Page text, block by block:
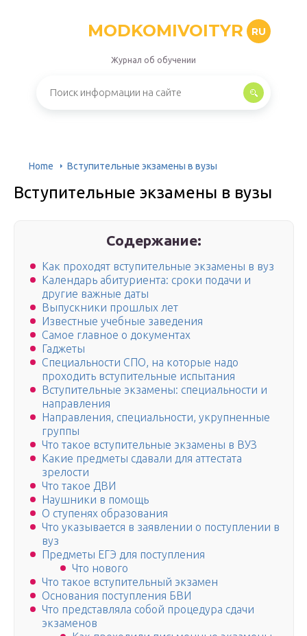
MODKOMIVOITYR RU
Журнал об обучении
Home Вступительные экзамены в вузы
Вступительные экзамены в вузы
Содержание:
Как проходят вступительные экзамены в вуз
Календарь абитуриента: сроки подачи и
другие важные даты
Выпускники прошлых лет
Известные учебные заведения
Самое главное о документах
Гаджеты
Специальности СПО, на которые надо
проходить вступительные испытания
Вступительные экзамены: специальности и
направления
Направления, специальности, укрупненные
группы
Что такое вступительные экзамены в ВУЗ
Какие предметы сдавали для аттестата
зрелости
Что такое ДВИ
Наушники в помощь
О ступенях образования
Что указывается в заявлении о поступлении в
вуз
Предметы ЕГЭ для поступления
Что нового
Что такое вступительный экзамен
Основания поступления БВИ
Что представляла собой процедура сдачи
экзаменов